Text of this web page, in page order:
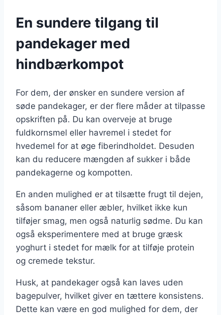
En sundere tilgang til
pandekager med
hindbærkompot
For dem, der ønsker en sundere version af
søde pandekager, er der flere måder at tilpasse
opskriften på. Du kan overveje at bruge
fuldkornsmel eller havremel i stedet for
hvedemel for at øge fiberindholdet. Desuden
kan du reducere mængden af sukker i både
pandekagerne og kompotten.
En anden mulighed er at tilsætte frugt til dejen,
såsom bananer eller æbler, hvilket ikke kun
tilføjer smag, men også naturlig sødme. Du kan
også eksperimentere med at bruge græsk
yoghurt i stedet for mælk for at tilføje protein
og cremede tekstur.
Husk, at pandekager også kan laves uden
bagepulver, hvilket giver en tættere konsistens.
Dette kan være en god mulighed for dem, der